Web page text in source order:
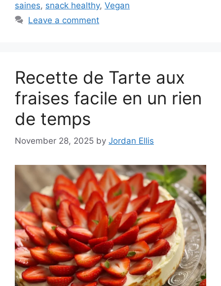
saines, snack healthy, Vegan
Leave a comment
Recette de Tarte aux
fraises facile en un rien
de temps
November 28, 2025 by Jordan Ellis